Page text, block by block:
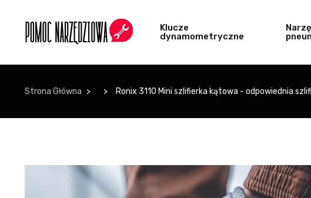
Klucze
dynamometryczne
Strona Główna Ronix 3110 Mini szlifierka kątowa - odpowiednia